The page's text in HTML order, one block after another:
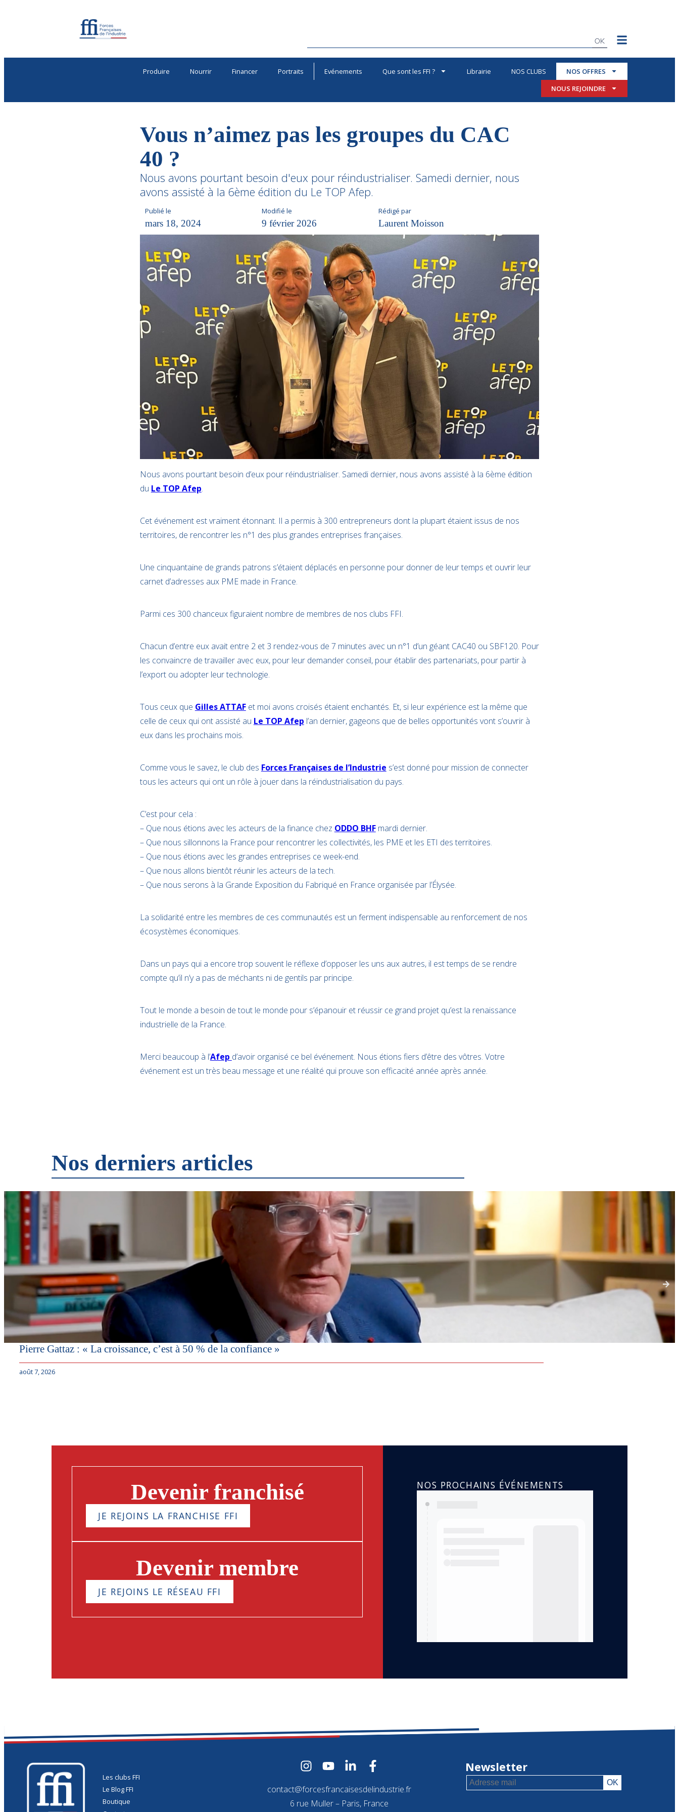
OK
Produire Nourrir Financer Portraits Evénements Que sont les FFI ? Librairie NOS CLUBS
NOS OFFRES
NOUS REJOINDRE
Vous n’aimez pas les groupes du CAC
40 ?
Nous avons pourtant besoin d'eux pour réindustrialiser. Samedi dernier, nous
avons assisté à la 6ème édition du Le TOP Afep.
Publié le
mars 18, 2024
Modifié le
9 février 2026
Rédigé par
Laurent Moisson
Nous avons pourtant besoin d’eux pour réindustrialiser. Samedi dernier, nous avons assisté à la 6ème édition
du Le TOP Afep.
Cet événement est vraiment étonnant. Il a permis à 300 entrepreneurs dont la plupart étaient issus de nos
territoires, de rencontrer les n°1 des plus grandes entreprises françaises.
Une cinquantaine de grands patrons s’étaient déplacés en personne pour donner de leur temps et ouvrir leur
carnet d’adresses aux PME made in France.
Parmi ces 300 chanceux figuraient nombre de membres de nos clubs FFI.
Chacun d’entre eux avait entre 2 et 3 rendez-vous de 7 minutes avec un n°1 d’un géant CAC40 ou SBF120. Pour
les convaincre de travailler avec eux, pour leur demander conseil, pour établir des partenariats, pour partir à
l’export ou adopter leur technologie.
Tous ceux que Gilles ATTAFet moi avons croisés étaient enchantés. Et, si leur expérience est la même que
celle de ceux qui ont assisté au Le TOP Afep l’an dernier, gageons que de belles opportunités vont s’ouvrir à
eux dans les prochains mois.
Comme vous le savez, le club des Forces Françaises de l’Industrie s’est donné pour mission de connecter
tous les acteurs qui ont un rôle à jouer dans la réindustrialisation du pays.
C’est pour cela :
– Que nous étions avec les acteurs de la finance chez ODDO BHFmardi dernier.
– Que nous sillonnons la France pour rencontrer les collectivités, les PME et les ETI des territoires.
– Que nous étions avec les grandes entreprises ce week-end.
– Que nous allons bientôt réunir les acteurs de la tech.
– Que nous serons à la Grande Exposition du Fabriqué en France organisée par l’Élysée.
La solidarité entre les membres de ces communautés est un ferment indispensable au renforcement de nos
écosystèmes économiques.
Dans un pays qui a encore trop souvent le réflexe d’opposer les uns aux autres, il est temps de se rendre
compte qu’il n’y a pas de méchants ni de gentils par principe.
Tout le monde a besoin de tout le monde pour s’épanouir et réussir ce grand projet qu’est la renaissance
industrielle de la France.
Merci beaucoup à l’Afep d’avoir organisé ce bel événement. Nous étions fiers d’être des vôtres. Votre
événement est un très beau message et une réalité qui prouve son efficacité année après année.
Nos derniers articles
Pierre Gattaz : « La croissance, c’est à 50 % de la confiance »
août 7, 2026
Devenir franchisé
JE REJOINS LA FRANCHISE FFI
Devenir membre
JE REJOINS LE RÉSEAU FFI
NOS PROCHAINS ÉVÉNEMENTS
Les clubs FFI
Le Blog FFI
Boutique
contact@forcesfrancaisesdelindustrie.fr
6 rue Muller – Paris, France
Newsletter